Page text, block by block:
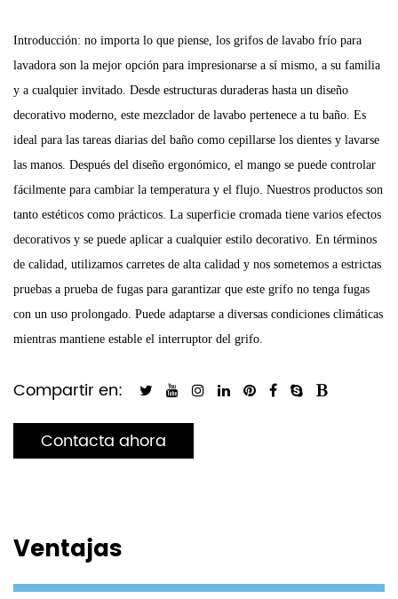
Introducción: no importa lo que piense, los grifos de lavabo frío para
lavadora son la mejor opción para impresionarse a sí mismo, a su familia
y a cualquier invitado. Desde estructuras duraderas hasta un diseño
decorativo moderno, este mezclador de lavabo pertenece a tu baño. Es
ideal para las tareas diarias del baño como cepillarse los dientes y lavarse
las manos. Después del diseño ergonómico, el mango se puede controlar
fácilmente para cambiar la temperatura y el flujo. Nuestros productos son
tanto estéticos como prácticos. La superficie cromada tiene varios efectos
decorativos y se puede aplicar a cualquier estilo decorativo. En términos
de calidad, utilizamos carretes de alta calidad y nos sometemos a estrictas
pruebas a prueba de fugas para garantizar que este grifo no tenga fugas
con un uso prolongado. Puede adaptarse a diversas condiciones climáticas
mientras mantiene estable el interruptor del grifo.
Compartir en:
Contacta ahora
Ventajas